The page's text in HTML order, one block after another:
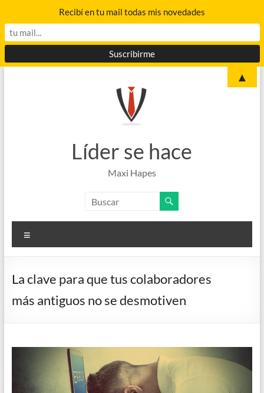
Líder se hace
Maxi Hapes
La clave para que tus colaboradores
más antiguos no se desmotiven
Recibí en tu mail todas mis novedades
▲